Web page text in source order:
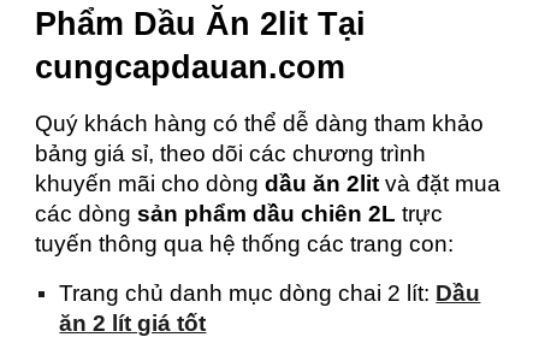
Phẩm Dầu Ăn 2lit Tại
cungcapdauan.com
Quý khách hàng có thể dễ dàng tham khảo
bảng giá sỉ, theo dõi các chương trình
khuyến mãi cho dòngdầu ăn 2lit và đặt mua
các dòngsản phẩm dầu chiên 2L trực
tuyến thông qua hệ thống các trang con:
Trang chủ danh mục dòng chai 2 lít: Dầu
ăn 2 lít giá tốt